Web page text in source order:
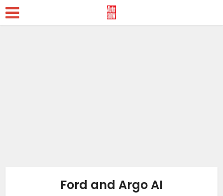
Ford and Argo AI